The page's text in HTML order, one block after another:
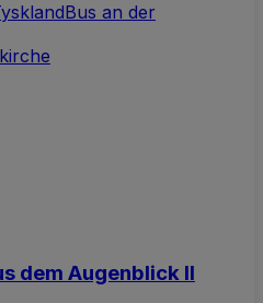
Bus an der
dem Augenblick II